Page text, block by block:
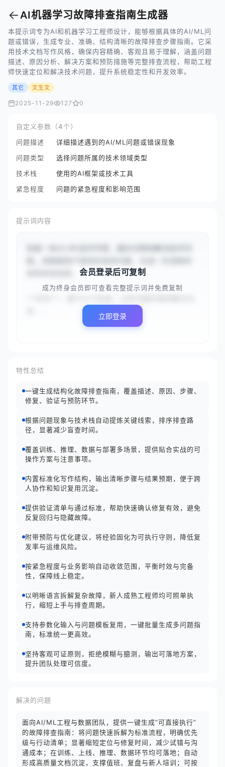
←AI机器学习故障排查指南生成器
本提示词专为AI和机器学习工程师设计，能够根据具体的AI/ML问
题或错误，生成专业、准确、结构清晰的故障排查步骤指南。它采
用技术文档写作风格，确保内容精确、客观且易于理解，涵盖问题
描述、原因分析、解决方案和预防措施等完整排查流程，帮助工程
师快速定位和解决技术问题，提升系统稳定性和开发效率。
其它 文生文
2025-11-29 127 0
自定义参数（4个）
问题描述
详细描述遇到的AI/ML问题或错误现象
问题类型
选择问题所属的技术领域类型
技术栈
使用的AI框架或技术工具
紧急程度
问题的紧急程度和影响范围
提示词内容
会员登录后可复制
成为终身会员即可查看完整提示词并免费复制
立即登录
特性总结
一键生成结构化故障排查指南，覆盖描述、原因、步骤、
修复、验证与预防环节。
根据问题现象与技术栈自动提炼关键线索，排序排查路
径，显著减少盲查时间。
覆盖训练、推理、数据与部署多场景，提供贴合实战的可
操作方案与注意事项。
内置标准化写作结构，输出清晰步骤与结果预期，便于跨
人协作和知识复用沉淀。
提供验证清单与通过标准，帮助快速确认修复有效，避免
反复回归与隐藏故障。
附带预防与优化建议，将经验固化为可执行守则，降低复
发率与运维风险。
按紧急程度与业务影响自动收敛范围，平衡时效与完备
性，保障线上稳定。
以明晰语言拆解复杂故障，新人成熟工程师均可照单执
行，缩短上手与排查周期。
支持参数化输入与问题模板复用，一键批量生成多问题指
南，标准统一更高效。
坚持客观可证原则，拒绝模糊与臆测，输出可落地方案，
提升团队处理可信度。
解决的问题
面向AI/ML工程与数据团队，提供一键生成“可直接执行”
的故障排查指南：将问题快速拆解为标准流程，明确优先
级与行动清单；显著缩短定位与修复时间，减少试错与沟
通成本；在训练、上线、推理、数据环节均可落地；自动
形成高质量文档沉淀，支撑值班、复盘与新人培训；可按